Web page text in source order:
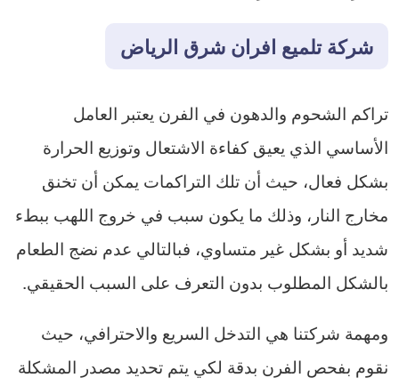
شركة تلميع افران شرق الرياض
تراكم الشحوم والدهون في الفرن يعتبر العامل
الأساسي الذي يعيق كفاءة الاشتعال وتوزيع الحرارة
بشكل فعال، حيث أن تلك التراكمات يمكن أن تخنق
مخارج النار، وذلك ما يكون سبب في خروج اللهب ببطء
شديد أو بشكل غير متساوي، فبالتالي عدم نضج الطعام
بالشكل المطلوب بدون التعرف على السبب الحقيقي.
ومهمة شركتنا هي التدخل السريع والاحترافي، حيث
نقوم بفحص الفرن بدقة لكي يتم تحديد مصدر المشكلة